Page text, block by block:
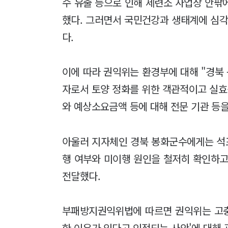
했다. 그러면서 국민건강과 생태계에 심
다.
이에 따라 권익위는 환경부에 대해 "경
자로서 토양 정화를 위한 객관적이고 실
와 예상소요금액 등에 대해 전문 기관
아울러 지자체인 경북 봉화군수에게는
행 여부와 미이행 원인을 철저히 확인하
전달했다.
부패방지권익위법에 따르면 권익위는